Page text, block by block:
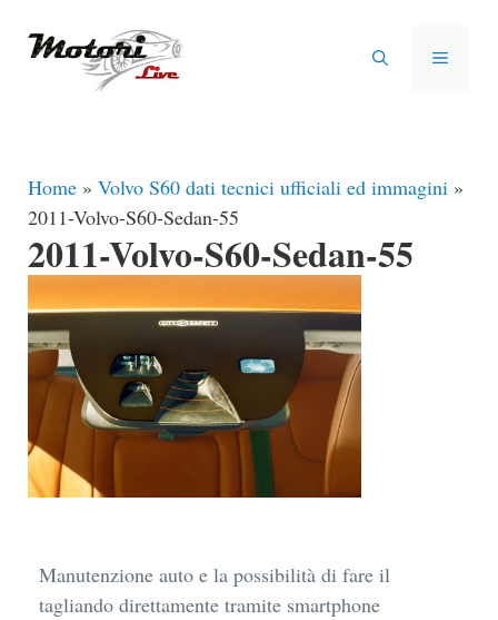
MENU
Home » Volvo S60 dati tecnici ufficiali ed immagini »
2011-Volvo-S60-Sedan-55
2011-Volvo-S60-Sedan-55
Manutenzione auto e la possibilità di fare il
tagliando direttamente tramite smartphone